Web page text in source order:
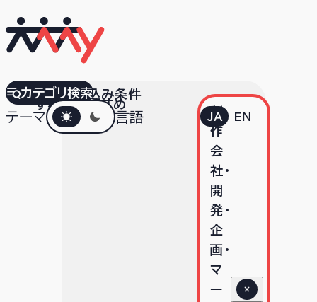
すべておすすめ
テーマダークモード言語 JA EN
カテゴリ検索絞り込み条件
制
作
会
社･
開
発･
企
画･
マ
ー